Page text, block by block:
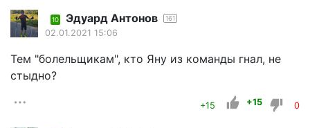
10 Эдуард Антонов 161
02.01.2021 15:06
Тем "болельщикам", кто Яну из команды гнал, не
стыдно?
+15 +15 0